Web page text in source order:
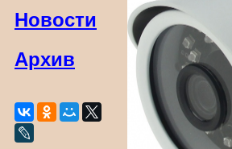
Новости
Архив